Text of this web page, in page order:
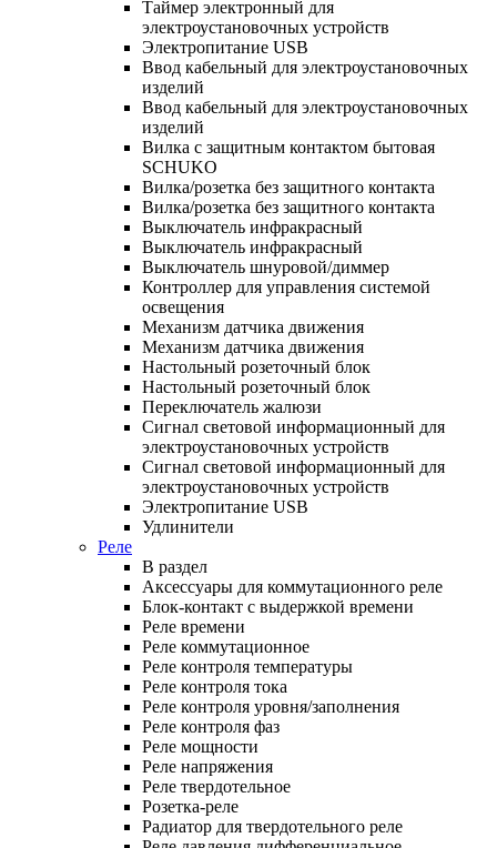
Таймер электронный для
электроустановочных устройств
Электропитание USB
Ввод кабельный для электроустановочных
изделий
Ввод кабельный для электроустановочных
изделий
Вилка с защитным контактом бытовая
SCHUKO
Вилка/розетка без защитного контакта
Вилка/розетка без защитного контакта
Выключатель инфракрасный
Выключатель инфракрасный
Выключатель шнуровой/диммер
Контроллер для управления системой
освещения
Механизм датчика движения
Механизм датчика движения
Настольный розеточный блок
Настольный розеточный блок
Переключатель жалюзи
Сигнал световой информационный для
электроустановочных устройств
Сигнал световой информационный для
электроустановочных устройств
Электропитание USB
Удлинители
Реле
В раздел
Аксессуары для коммутационного реле
Блок-контакт с выдержкой времени
Реле времени
Реле коммутационное
Реле контроля температуры
Реле контроля тока
Реле контроля уровня/заполнения
Реле контроля фаз
Реле мощности
Реле напряжения
Реле твердотельное
Розетка-реле
Радиатор для твердотельного реле